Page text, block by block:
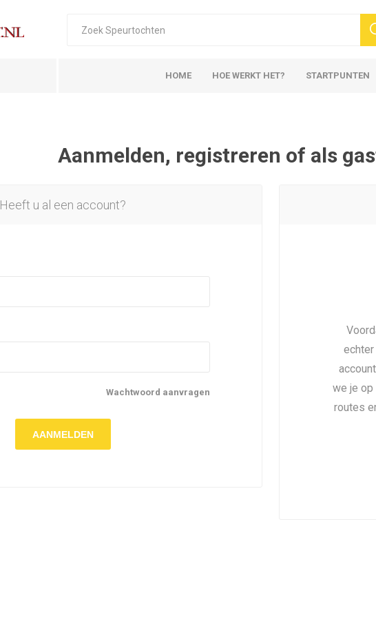
HOME HOE WERKT HET? STARTPUNTEN
Aanmelden, registreren of als
we je
routes
Heeft u al een account?
Wachtwoord aanvragen
AANMELDEN